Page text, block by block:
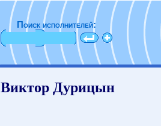
Поиск исполнителей:
Виктор Дурицын